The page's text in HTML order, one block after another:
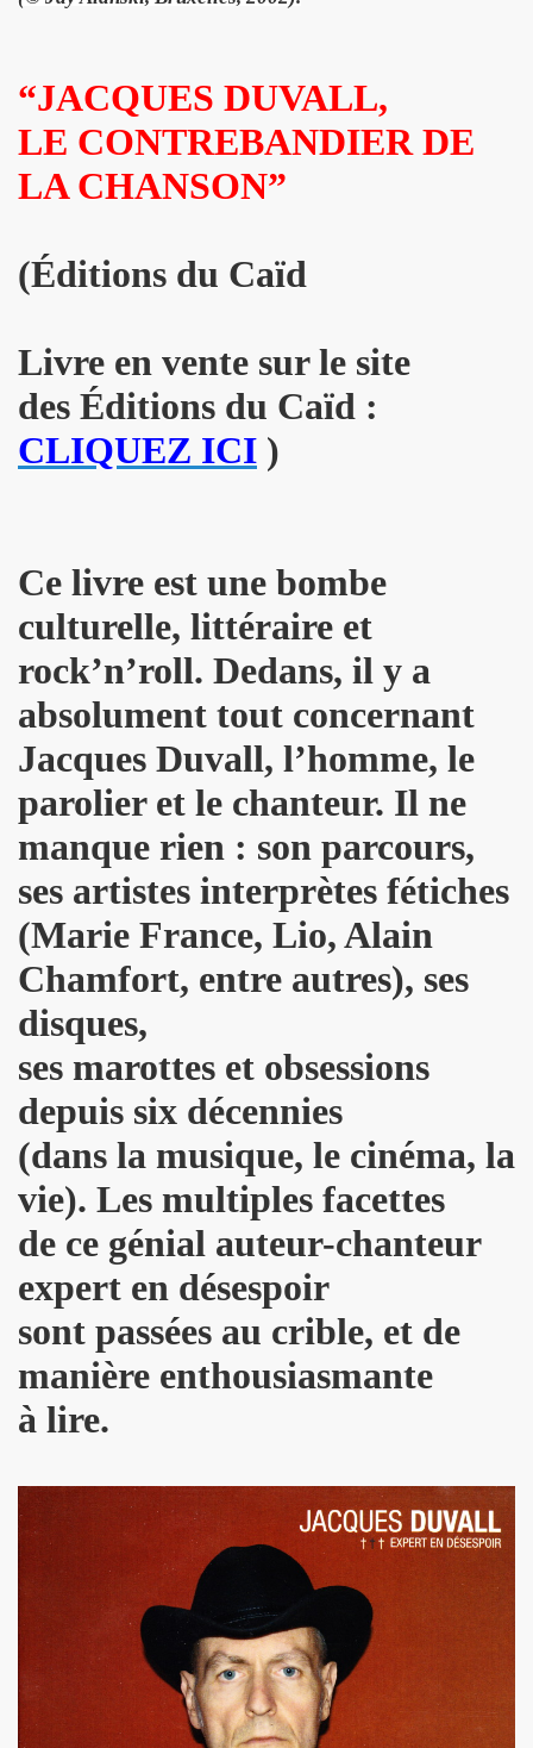
“JACQUES DUVALL,
LE CONTREBANDIER DE
LA CHANSON”
(Éditions du Caïd
Livre en vente sur le site
des Éditions du Caïd :
CLIQUEZ ICI )
Ce livre est une bombe
culturelle, littéraire et
rock’n’roll. Dedans, il y a
absolument tout concernant
Jacques Duvall, l’homme, le
parolier et le chanteur. Il ne
manque rien : son parcours,
ses artistes interprètes fétiches
(Marie France, Lio, Alain
Chamfort, entre autres), ses
disques,
ses marottes et obsessions
depuis six décennies
(dans la musique, le cinéma, la
vie). Les multiples facettes
de ce génial auteur-chanteur
expert en désespoir
sont passées au crible, et de
manière enthousiasmante
à lire.
2022, film de GERARD KRAWCZYK, avec PAULINE
le 10 mars 2022 aux Disquaires, les 23 et 30 avril 2023
par PHILIPPE ALMOSNINO & co + YAROL
"AJASPHERE" le 23 novembre 2022 au Pop Up du
11 janvier 2023 et du 4 au 12 mai 2023 pour la suite et
("Start Walkin' 1965-1976"), le 17 avril 2005 au Grand
concerts "SUPERLUNE", le 3 juin 2022 au New
13 octobre 2022 a l'Olympia (Paris) + l'album "TEATRO
au 11 juin 2022 a Paris.
au 4 avril 2022 a Paris pour l enregistrement de deux
l album "SUPER LUNE", le 11 decembre 2021 a l
jouent JOHNNY HALLYDAY, le 5 decembre 2021, au
: les Mémoires du batteur de VINCE TAYLOR et
Berlin"), concert "Paradigmes" le 7 octobre 2021
(piano), concerts "Dans la peau" les 5 et 6 octobre
Berlin"), premier concert avec public du
de JACQUES DUVALL, musique de LEONARD
avec ALEXANDRE WETTER : chronique detaillee.
(2016) de DR JOHN COOPER CLARKE et HUGH
BENJAMIN SIKSOU dans "LES SOULIERS
FRANCE le 7 decembre 2019 au Silencio (Paris) :
d'ICI PARIS : chronique detaillee.
FAMILY les 19 et 20 decembre 2019 a La
Du 16 au 22 novembre 2019 pour l expo "La fabrique
de MARIE FRANCE (realise et compose par
de MARIE FRANCE dans "Liberation" (19 et
dans "ROCKFOLKsvp" (novembre 2019), par
de MARIE FRANCE par JEAN WILLIAM
textes de PATRICK LOISEAU, produit par RENAUD) de
album "Tendre assassine" dans le mensuel "Causeur"